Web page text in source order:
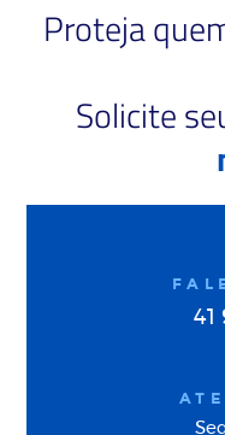
Proteja
Solicite
41